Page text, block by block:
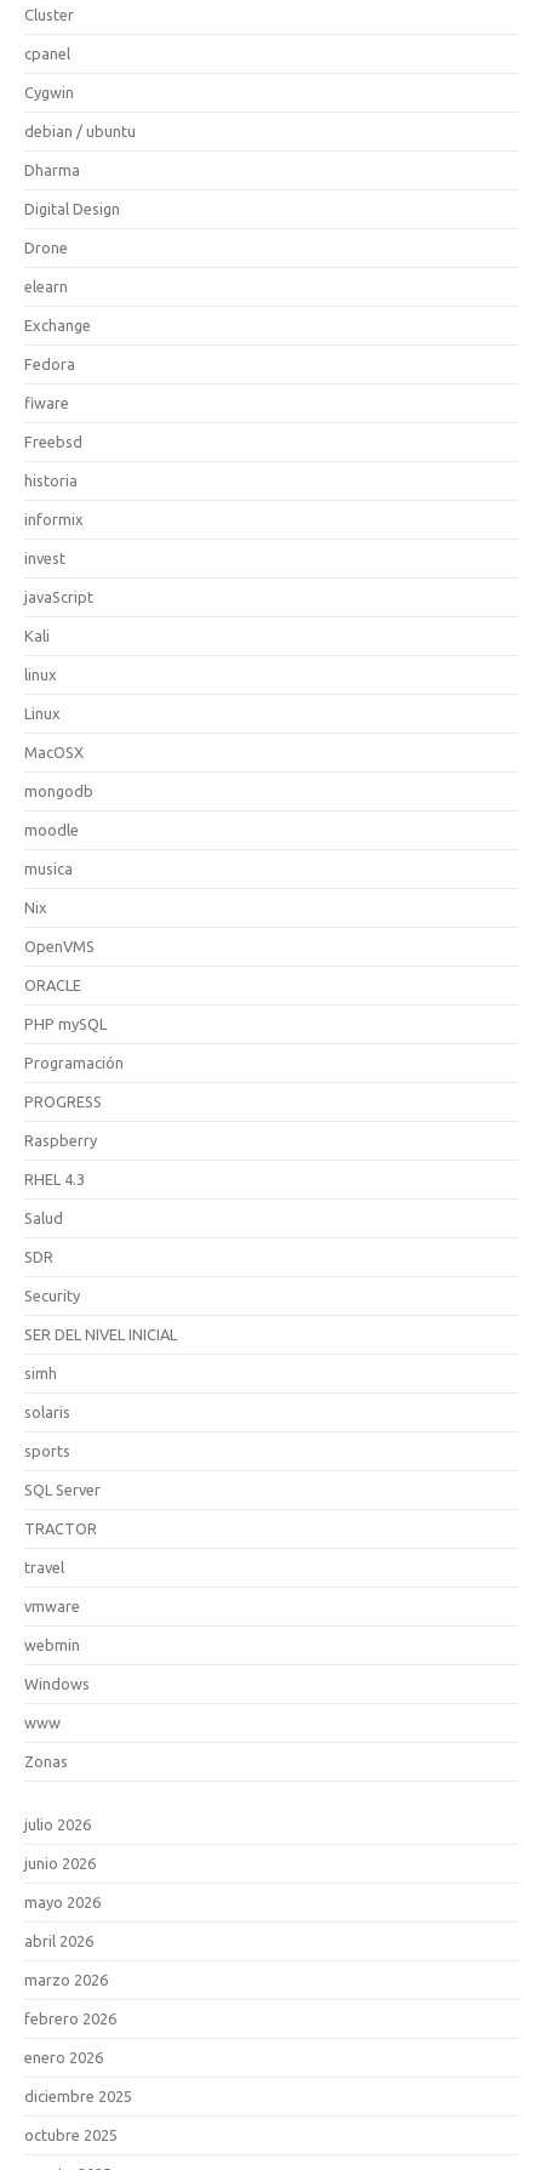
Cluster
cpanel
Cygwin
debian / ubuntu
Dharma
Digital Design
Drone
elearn
Exchange
Fedora
fiware
Freebsd
historia
informix
invest
javaScript
Kali
linux
Linux
MacOSX
mongodb
moodle
musica
Nix
OpenVMS
ORACLE
PHP mySQL
Programación
PROGRESS
Raspberry
RHEL 4.3
Salud
SDR
Security
SER DEL NIVEL INICIAL
simh
solaris
sports
SQL Server
TRACTOR
travel
vmware
webmin
Windows
www
Zonas
julio 2026
junio 2026
mayo 2026
abril 2026
marzo 2026
febrero 2026
enero 2026
diciembre 2025
octubre 2025